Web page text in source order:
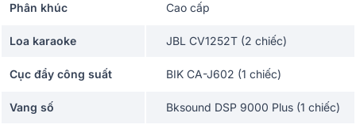
Phân khúc Cao cấp
Loa karaoke JBL CV1252T (2 chiếc)
Cục đẩy công suất BIK CA-J602 (1 chiếc)
Vang số Bksound DSP 9000 Plus (1 chiếc)